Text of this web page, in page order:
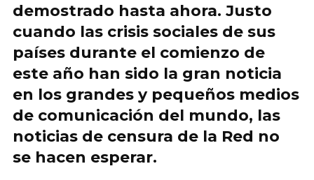
demostrado hasta ahora. Justo
cuando las crisis sociales de sus
países durante el comienzo de
este año han sido la gran noticia
en los grandes y pequeños medios
de comunicación del mundo, las
noticias de censura de la Red no
se hacen esperar.